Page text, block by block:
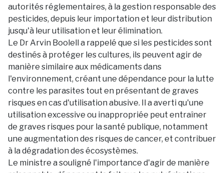
autorités réglementaires, à la gestion responsable des
pesticides, depuis leur importation et leur distribution
jusqu'à leur utilisation et leur élimination.
Le Dr Arvin Boolell a rappelé que si les pesticides sont
destinés à protéger les cultures, ils peuvent agir de
manière similaire aux médicaments dans
l'environnement, créant une dépendance pour la lutte
contre les parasites tout en présentant de graves
risques en cas d'utilisation abusive. Il a averti qu'une
utilisation excessive ou inappropriée peut entraîner
de graves risques pour la santé publique, notamment
une augmentation des risques de cancer, et contribuer
à la dégradation des écosystèmes.
Le ministre a souligné l'importance d'agir de manière